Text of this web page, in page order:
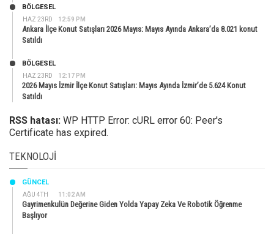
HAZ 23RD 12:59 PM
BÖLGESEL
Ankara İlçe Konut Satışları 2026 Mayıs: Mayıs Ayında Ankara’da 8.021 konut
Satıldı
HAZ 23RD 12:17 PM
BÖLGESEL
2026 Mayıs İzmir İlçe Konut Satışları: Mayıs Ayında İzmir’de 5.624 Konut
Satıldı
RSS hatası: WP HTTP Error: cURL error 60: Peer's
Certificate has expired.
TEKNOLOJI
AĞU 4TH 11:02 AM
GÜNCEL
Gayrimenkulün Değerine Giden Yolda Yapay Zeka Ve Robotik Öğrenme
Başlıyor